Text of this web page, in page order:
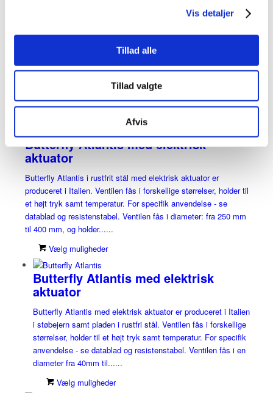
Vis detaljer
Tillad alle
Tillad valgte
Afvis
Butterfly Atlantis med pneumatisk
Butterfly Atlantis med pneumatisk aktuator er produceret i
Italien i støbejern samt pladen i rustfri. For specifik
anvendelse - se datablad og resistenstabel. Ventilen fås i en
dimension fra 40 mm til 300 mm, og holder til tryk op til 16 bar
Butterfly Atlantis med elektrisk
aktuator
Butterfly Atlantis i rustfrit stål med elektrisk aktuator er
produceret i Italien. Ventilen fås i forskellige størrelser, holder til
et højt tryk samt temperatur. For specifik anvendelse - se
datablad og resistenstabel. Ventilen fås i diameter: fra 250 mm
til 400 mm, og holder......
Vælg muligheder
Butterfly Atlantis med elektrisk
aktuator
Butterfly Atlantis med elektrisk aktuator er produceret i Italien
i støbejern samt pladen i rustfri stål. Ventilen fås i forskellige
størrelser, holder til et højt tryk samt temperatur. For specifik
anvendelse - se datablad og resistenstabel. Ventilen fås i en
diameter fra 40mm til......
Vælg muligheder